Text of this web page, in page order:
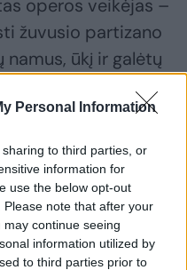
Personal Information
to third parties, or
information for
use the below opt-out
note that after your
continue seeing
information utilized by
to third parties prior to
operos veikėjas –
žuvusio partizano
ūkį ir galėtų
nemyli, bet
bežemio ir
Trečias veiksmas
gyvi ir
vaizdai ir